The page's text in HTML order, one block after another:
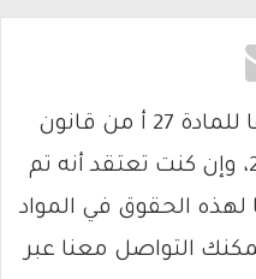
يتم الاستخدام المواد وفقًا للمادة 27 أ من قانون
حقوق التأليف والنشر 2007، وإن كنت تعتقد أنه تم
الحقوق في المواد
التواصل معنا عبر